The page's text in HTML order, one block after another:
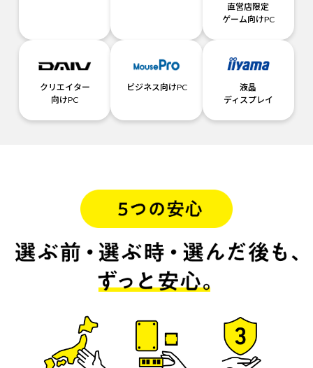
直営店限定
ゲーム向けPC
クリエイター
向けPC
ビジネス向けPC
液晶
ディスプレイ